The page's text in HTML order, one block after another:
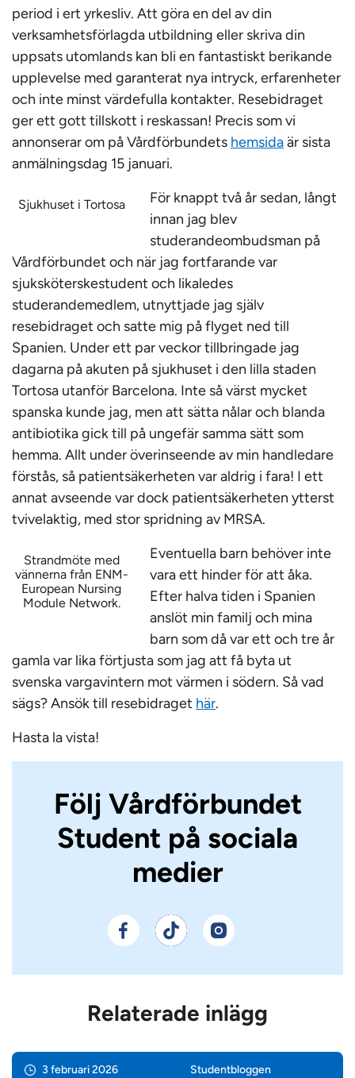
period i ert yrkesliv. Att göra en del av din
verksamhetsförlagda utbildning eller skriva din
uppsats utomlands kan bli en fantastiskt berikande
upplevelse med garanterat nya intryck, erfarenheter
och inte minst värdefulla kontakter. Resebidraget
ger ett gott tillskott i reskassan! Precis som vi
annonserar om på Vårdförbundets hemsidaär sista
anmälningsdag 15 januari.
Sjukhuset i Tortosa
För knappt två år sedan, långt
innan jag blev
studerandeombudsman på
Vårdförbundet och när jag fortfarande var
sjuksköterskestudent och likaledes
studerandemedlem, utnyttjade jag själv
resebidraget och satte mig på flyget ned till
Spanien. Under ett par veckor tillbringade jag
dagarna på akuten på sjukhuset i den lilla staden
Tortosa utanför Barcelona. Inte så värst mycket
spanska kunde jag, men att sätta nålar och blanda
antibiotika gick till på ungefär samma sätt som
hemma. Allt under överinseende av min handledare
förstås, så patientsäkerheten var aldrig i fara! I ett
annat avseende var dock patientsäkerheten ytterst
tvivelaktig, med stor spridning av MRSA.
Strandmöte med
vännerna från ENM-
European Nursing
Module Network.
Eventuella barn behöver inte
vara ett hinder för att åka.
Efter halva tiden i Spanien
anslöt min familj och mina
barn som då var ett och tre år
gamla var lika förtjusta som jag att få byta ut
svenska vargavintern mot värmen i södern. Så vad
sägs? Ansök till resebidraget här.
Hasta la vista!
Följ Vårdförbundet
Student på sociala
medier
Relaterade inlägg
3 februari 2026 Student­bloggen